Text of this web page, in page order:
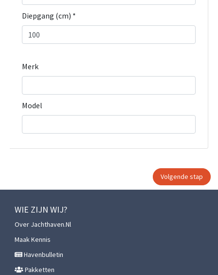
Diepgang (cm) *
Merk
Model
WIE ZIJN WIJ?
Over Jachthaven.nl
Maak Kennis
Havenbulletin
Pakketten